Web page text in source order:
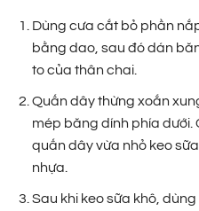
Dùng cưa cắt bỏ phần
bằng dao, sau đó dán
to của thân chai.
Quấn dây thừng xoắn
mép băng dính phía dưới.
quấn dây vừa nhỏ keo
nhựa.
Sau khi keo sữa khô,